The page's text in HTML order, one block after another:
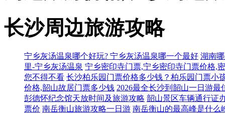
长沙周边旅游攻略
宁乡灰汤温泉哪个好玩? 宁乡灰汤温泉哪一个最好 湖南
里-宁乡灰汤温泉 宁乡密印寺门票,宁乡密印寺门票价格,
您不得不看 长沙柏乐园门票价格多少钱？柏乐园门票小
价格,韶山故居门票多少钱 2026最全长沙到韶山一日游最
彭德怀纪念馆天放时间及旅游攻略 韶山景区车辆通行证
票价 南岳衡山旅游攻略一日游 南岳衡山的最高峰是什么